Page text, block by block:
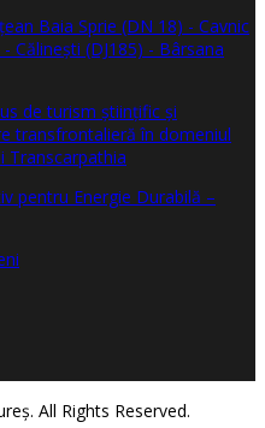
All Rights Reserved.